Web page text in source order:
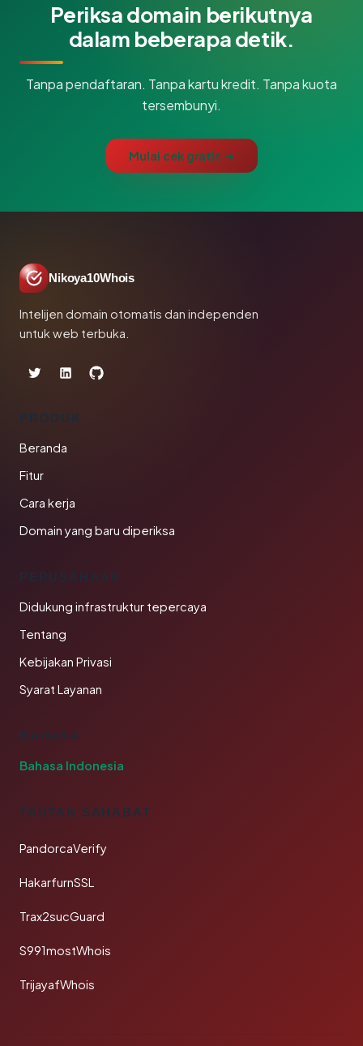
Periksa domain berikutnya
dalam beberapa detik.
Tanpa pendaftaran. Tanpa kartu kredit. Tanpa kuota
tersembunyi.
Mulai cek gratis →
Nikoya10Whois
Intelijen domain otomatis dan independen
untuk web terbuka.
PRODUK
Beranda
Fitur
Cara kerja
Domain yang baru diperiksa
PERUSAHAAN
Didukung infrastruktur tepercaya
Tentang
Kebijakan Privasi
Syarat Layanan
BAHASA
Bahasa Indonesia
TAUTAN SAHABAT
PandorcaVerify
HakarfurnSSL
Trax2sucGuard
S991mostWhois
TrijayafWhois